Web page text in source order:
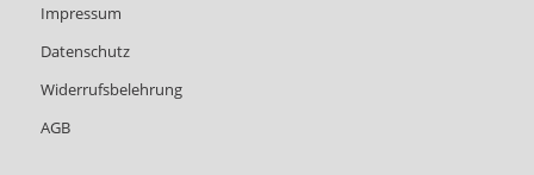
Impressum
Datenschutz
Widerrufsbelehrung
AGB